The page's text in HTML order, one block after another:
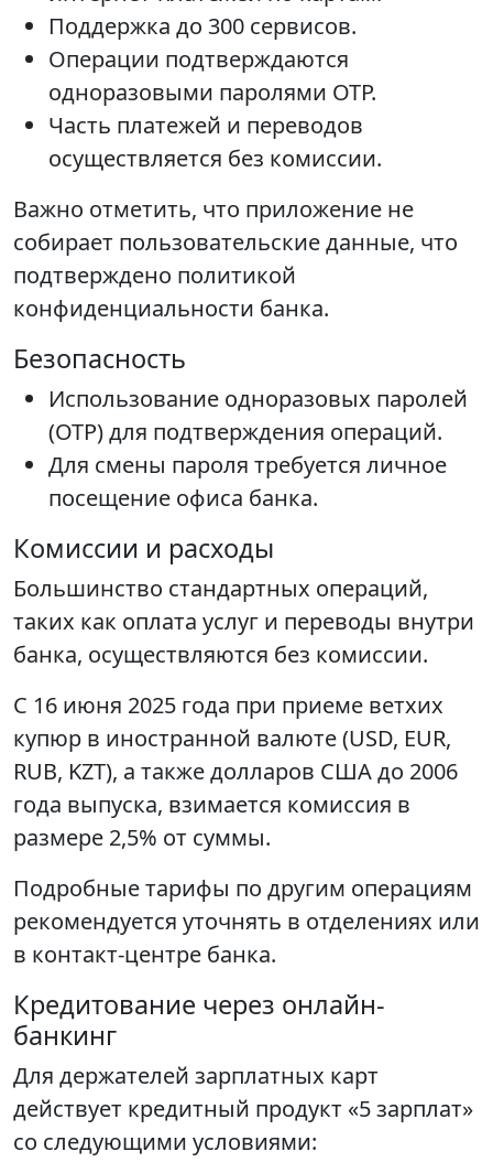
Поддержка до 300 сервисов.
Операции подтверждаются
одноразовыми паролями OTP.
Часть платежей и переводов
осуществляется без комиссии.
Важно отметить, что приложение не
собирает пользовательские данные, что
подтверждено политикой
конфиденциальности банка.
Безопасность
Использование одноразовых паролей
(OTP) для подтверждения операций.
Для смены пароля требуется личное
посещение офиса банка.
Комиссии и расходы
Большинство стандартных операций,
таких как оплата услуг и переводы внутри
банка, осуществляются без комиссии.
С 16 июня 2025 года при приеме ветхих
купюр в иностранной валюте (USD, EUR,
RUB, KZT), а также долларов США до 2006
года выпуска, взимается комиссия в
размере 2,5% от суммы.
Подробные тарифы по другим операциям
рекомендуется уточнять в отделениях или
в контакт-центре банка.
Кредитование через онлайн-
банкинг
Для держателей зарплатных карт
действует кредитный продукт «5 зарплат»
со следующими условиями: